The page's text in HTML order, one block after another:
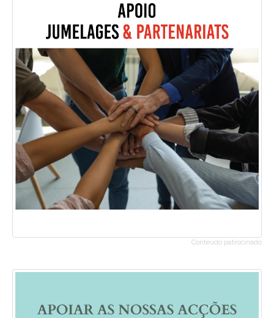
Conteúdo patrocinado